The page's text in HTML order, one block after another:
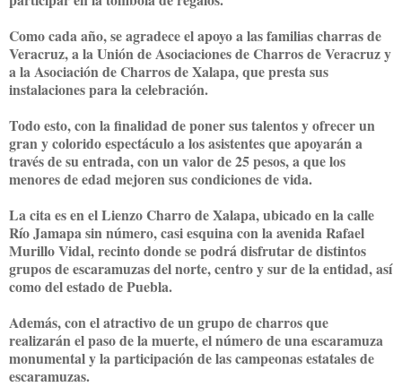
Como cada año, se agradece el apoyo a las familias charras de
Veracruz, a la Unión de Asociaciones de Charros de Veracruz y
a la Asociación de Charros de Xalapa, que presta sus
instalaciones para la celebración.
Todo esto, con la finalidad de poner sus talentos y ofrecer un
gran y colorido espectáculo a los asistentes que apoyarán a
través de su entrada, con un valor de 25 pesos, a que los
menores de edad mejoren sus condiciones de vida.
La cita es en el Lienzo Charro de Xalapa, ubicado en la calle
Río Jamapa sin número, casi esquina con la avenida Rafael
Murillo Vidal, recinto donde se podrá disfrutar de distintos
grupos de escaramuzas del norte, centro y sur de la entidad, así
como del estado de Puebla.
Además, con el atractivo de un grupo de charros que
realizarán el paso de la muerte, el número de una escaramuza
monumental y la participación de las campeonas estatales de
escaramuzas.